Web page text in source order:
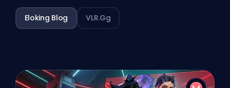
Eloking Blog VLR.gg